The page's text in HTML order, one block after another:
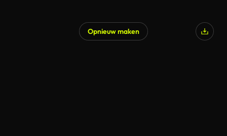
Opnieuw maken